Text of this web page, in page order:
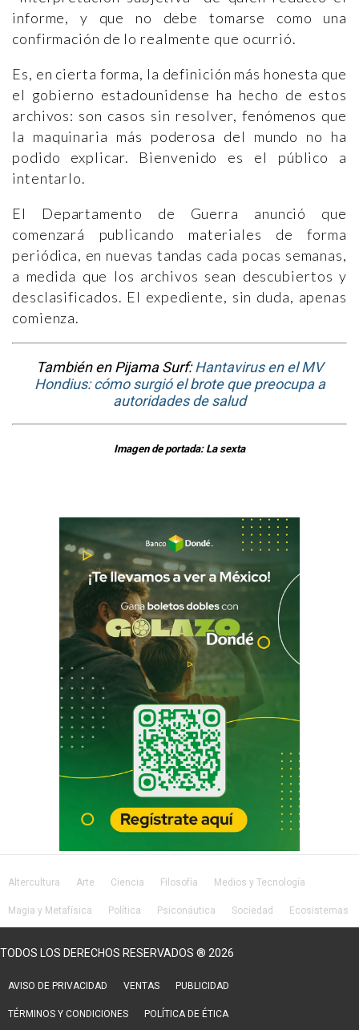
informe, y que no debe tomarse como una
confirmación de lo realmente que ocurrió.
Es, en cierta forma, la definición más honesta que
el gobierno estadounidense ha hecho de estos
archivos: son casos sin resolver, fenómenos que
la maquinaria más poderosa del mundo no ha
podido explicar. Bienvenido es el público a
intentarlo.
El Departamento de Guerra anunció que
comenzará publicando materiales de forma
periódica, en nuevas tandas cada pocas semanas,
a medida que los archivos sean descubiertos y
desclasificados. El expediente, sin duda, apenas
comienza.
También en Pijama Surf:Hantavirus en el MV
Hondius: cómo surgió el brote que preocupa a
autoridades de salud
Imagen de portada: La sexta
Altercultura Arte Ciencia Filosofía Medios y Tecnología
Magia y Metafísica Política Psiconáutica Sociedad Ecosistemas
TODOS LOS DERECHOS RESERVADOS ® 2026
AVISO DE PRIVACIDAD VENTAS PUBLICIDAD
TÉRMINOS Y CONDICIONES POLÍTICA DE ÉTICA